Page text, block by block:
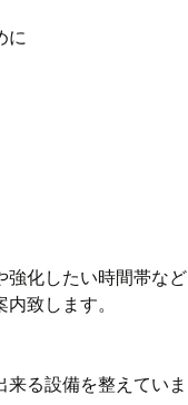
に
強化したい時間帯など
致します。
る設備を整えていま